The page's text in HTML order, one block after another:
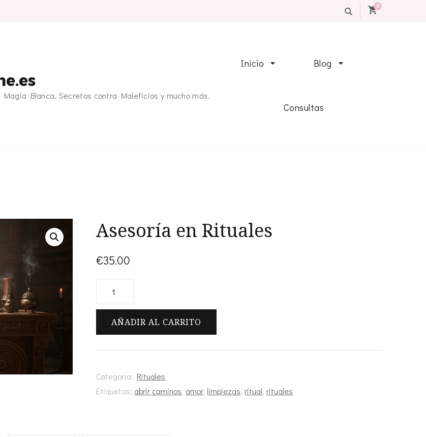
0
Blanca, Secretos contra Maleficios y mucho más.
Inicio Blog
Consultas
Asesoría en Rituales
€35.00
Asesoría
en
Rituales
cantidad
AÑADIR AL CARRITO
Categoría: Rituales
Etiquetas: abrir caminos, amor, limpiezas, ritual, rituales